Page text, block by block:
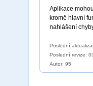
Aplikace
kromě hlavní
nahlášení
Poslední
Poslední revize:
Autor: 95